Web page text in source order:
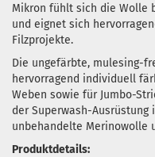
Mikron fühlt sich die Wolle
und eignet sich
Filzprojekte.
Die ungefärbte, mulesing-
hervorragend individuell
Weben sowie für Jumbo-
der Superwash-
unbehandelte Merinowolle
Produktdetails: